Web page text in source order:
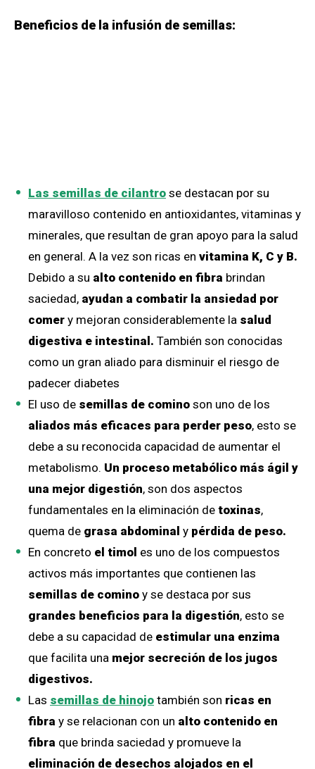
Beneficios de la infusión de semillas:
Las semillas de cilantro se destacan por su
maravilloso contenido en antioxidantes, vitaminas y
minerales, que resultan de gran apoyo para la salud
en general. A la vez son ricas en vitamina K, C y B.
Debido a su alto contenido en fibra brindan
saciedad, ayudan a combatir la ansiedad por
comer y mejoran considerablemente la salud
digestiva e intestinal. También son conocidas
como un gran aliado para disminuir el riesgo de
padecer diabetes
El uso de semillas de comino son uno de los
aliados más eficaces para perder peso, esto se
debe a su reconocida capacidad de aumentar el
metabolismo. Un proceso metabólico más ágil y
una mejor digestión, son dos aspectos
fundamentales en la eliminación de toxinas,
quema de grasa abdominal y pérdida de peso.
En concreto el timol es uno de los compuestos
activos más importantes que contienen las
semillas de comino y se destaca por sus
grandes beneficios para la digestión, esto se
debe a su capacidad de estimular una enzima
que facilita una mejor secreción de los jugos
digestivos.
Las semillas de hinojo también son ricas en
fibra y se relacionan con un alto contenido en
fibra que brinda saciedad y promueve la
eliminación de desechos alojados en el